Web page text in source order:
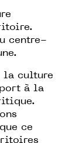
centre-
la culture
à la
ce